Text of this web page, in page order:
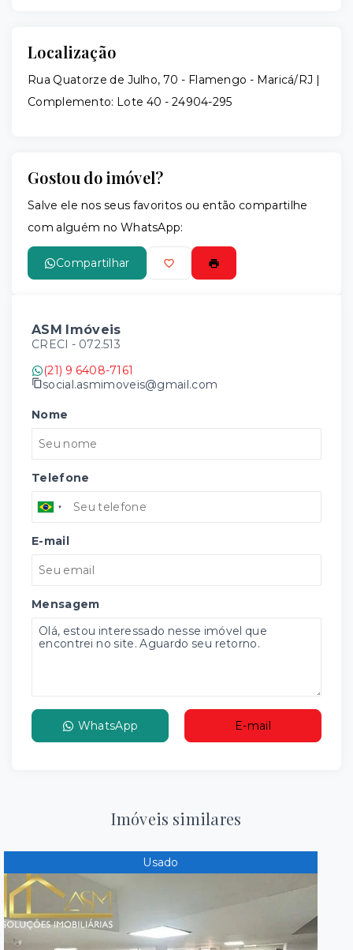
Localização
Rua Quatorze de Julho, 70 - Flamengo - Maricá/RJ |
Complemento: Lote 40 - 24904-295
Gostou do imóvel?
Salve ele nos seus favoritos ou então compartilhe
com alguém no WhatsApp:
Compartilhar
ASM Imóveis
CRECI - 072.513
(21) 9 6408-7161
social.asmimoveis@gmail.com
Nome
Telefone
E-mail
Mensagem
WhatsApp E-mail
Imóveis similares
Usado